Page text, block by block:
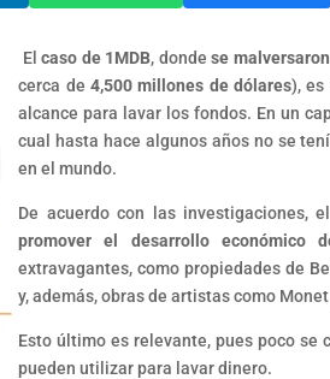
Elcaso de 1MDB, dondese
cerca de 4,500 millones de dólares), es
alcance para lavar los fondos. En un
cual hasta hace algunos años no se
en el mundo.
De acuerdo con las investigaciones,
promover el desarrollo económico
extravagantes, como propiedades de
y, además, obras de artistas como
Esto último es relevante, pues poco se
pueden utilizar para lavar dinero.